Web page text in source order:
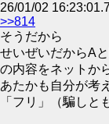
26/01/02
>>814
そうだから
せいぜいだからA
の内容をネットか
あたかも自分が考
「フリ」（騙しと